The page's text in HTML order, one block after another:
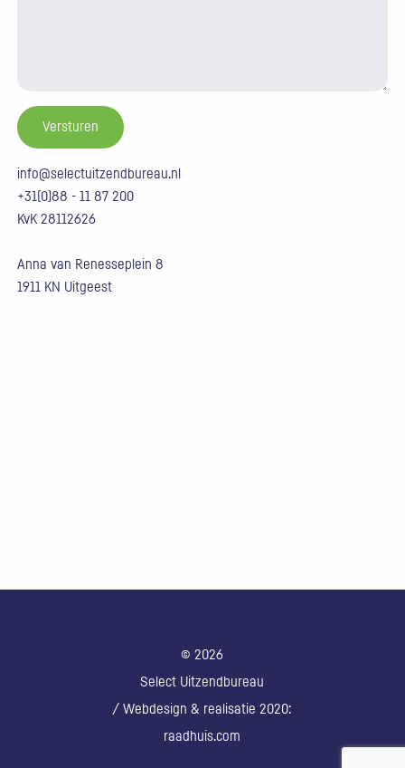
info@selectuitzendbureau.nl
+31(0)88 - 11 87 200
KvK 28112626
Anna van Renesseplein 8
1911 KN Uitgeest
© 2026
Select Uitzendbureau
/ Webdesign & realisatie 2020:
raadhuis.com